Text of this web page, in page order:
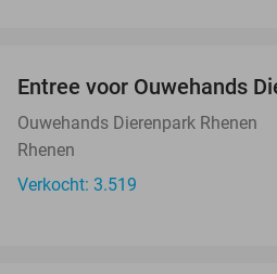
Entree voor Ouwehands
Ouwehands Dierenpark Rhenen
Rhenen
Verkocht: 3.519